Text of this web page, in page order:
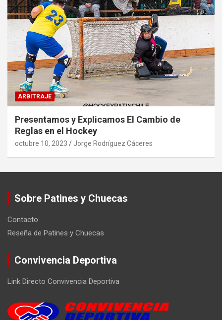
ARBITRAJE
Presentamos y Explicamos El Cambio de
Reglas en el Hockey
octubre 10, 2023 Jorge Rodríguez Cáceres
Sobre Patines y Chuecas
Contacto
Reseña de Patines y Chuecas
Convivencia Deportiva
Link Directo Convivencia Deportiva